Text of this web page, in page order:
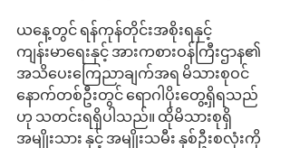
ယနေ့တွင် ရန်ကုန်တိုင်းအစိုးရနှင့်
ကျန်းမာရေးနှင့် အားကစားဝန်ကြီးဌာန၏
အသိပေးကြေညာချက်အရ မိသားစုဝင်
နောက်တစ်ဦးတွင် ရောဂါပိုးတွေ့ရှိရသည်
ဟု သတင်းရရှိပါသည်။ ထိုမိသားစုရှိ